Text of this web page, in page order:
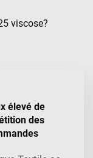
viscose?
élevé de
des